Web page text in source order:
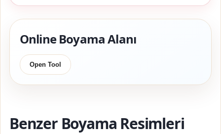
Online Boyama Alanı
Open Tool
Benzer Boyama Resimleri